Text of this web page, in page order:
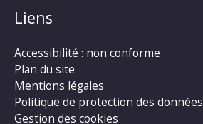
Liens
Accessibilité : non conforme
Plan du site
Mentions légales
Politique de protection des données
Gestion des cookies